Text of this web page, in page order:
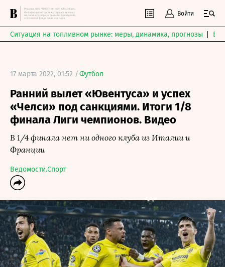
Войти
Ситуация на топливном рынке: меры, динамика, прогнозы
17 марта 2022, 01:52 /Футбол
Ранний вылет «Ювентуса» и успех
«Челси» под санкциями. Итоги 1/8
финала Лиги чемпионов. Видео
В 1/4 финала нет ни одного клуба из Италии и
Франции
Ведомости.Спорт